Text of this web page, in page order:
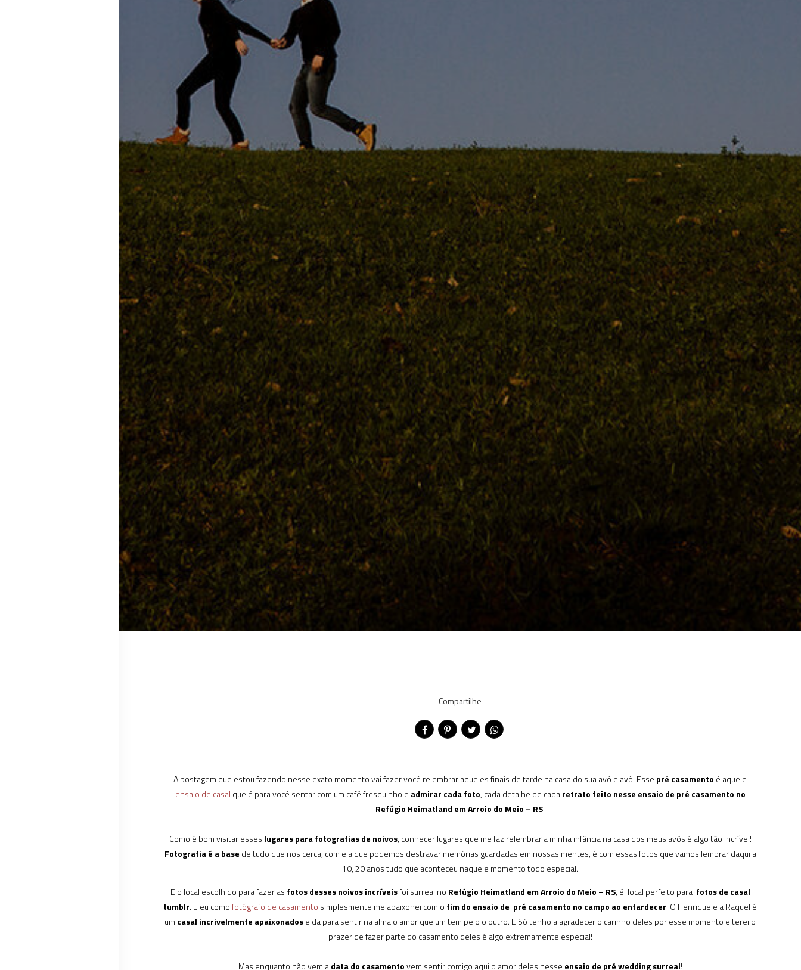
Compartilhe
A postagem que estou fazendo nesse exato momento vai fazer você relembrar aqueles finais de tarde na casa do sua avó e avô! Esse pré casamento é aquele
ensaio de casal que é para você sentar com um café fresquinho e admirar cada foto, cada detalhe de cadaretrato feito nesse ensaio de pré casamento no
Refúgio Heimatland em Arroio do Meio – RS.
Como é bom visitar esses lugares para fotografias de noivos, conhecer lugares que me faz relembrar a minha infância na casa dos meus avôs é algo tão incrível!
Fotografia é a base de tudo que nos cerca, com ela que podemos destravar memórias guardadas em nossas mentes, é com essas fotos que vamos lembrar daqui a
10, 20 anos tudo que aconteceu naquele momento todo especial.
E o local escolhido para fazer as fotos desses noivos incríveisfoi surreal no Refúgio Heimatland em Arroio do Meio – RS, é local perfeito para fotos de casal
tumblr. E eu comofotógrafo de casamento simplesmente me apaixonei com o fim do ensaio de pré casamento no campo ao entardecer. O Henrique e a Raquel é
um casal incrivelmente apaixonadose da para sentir na alma o amor que um tem pelo o outro. E Só tenho a agradecer o carinho deles por esse momento e terei o
prazer de fazer parte do casamento deles é algo extremamente especial!
Mas enquanto não vem adata do casamentovem sentir comigo aqui o amor deles nesse ensaio de pré wedding surreal!